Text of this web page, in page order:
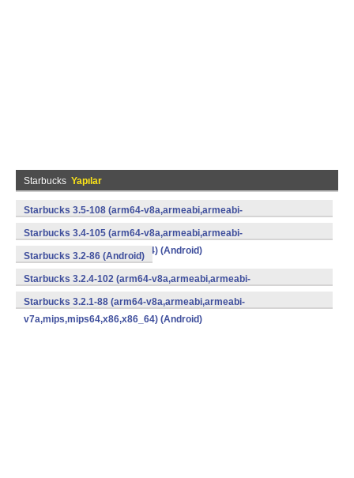
Starbucks Yapılar
Starbucks 3.5-108 (arm64-v8a,armeabi,armeabi-
v7a,mips,mips64,x86,x86_64) (Android)
Starbucks 3.4-105 (arm64-v8a,armeabi,armeabi-
v7a,mips,mips64,x86,x86_64) (Android)
Starbucks 3.2-86 (Android)
Starbucks 3.2.4-102 (arm64-v8a,armeabi,armeabi-
v7a,mips,mips64,x86,x86_64) (Android)
Starbucks 3.2.1-88 (arm64-v8a,armeabi,armeabi-
v7a,mips,mips64,x86,x86_64) (Android)